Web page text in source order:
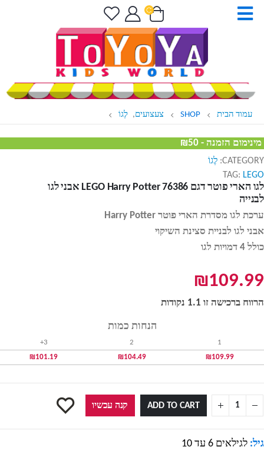
עמוד הבית SHOP צעצועים, לֶגוֹ
מינימום הזמנה - ₪50
CATEGORY: לֶגוֹ
TAG: LEGO
לגו הארי פוטר דגם LEGO Harry Potter 76386 אבני לגו
לבנייה
ערכת לגו מסדרת הארי פוטר Harry Potter
אבני לגו לבניית סצינת השיקוי
כולל 4 דמויות לגו
₪109.99
הרווח ברכישה זו 1.1 נקודות
הנחות כמות
1
2
3+
₪ 109.99
₪ 104.49
₪ 101.19
ADD TO CART קנה עכשיו
גיל: לגילאים 6 עד 10